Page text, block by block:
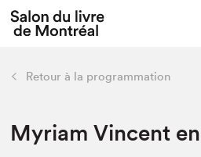
L'événement
Préparer sa visite au
retour
Liens pratiques
Retour à la programmation
Myriam Vincent